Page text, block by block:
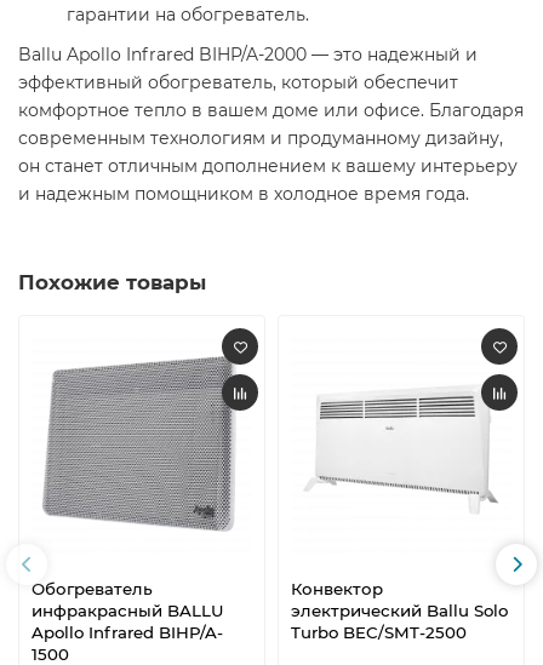
гарантии на обогреватель. ​
Ballu Apollo Infrared BIHP/A-2000 — это надежный и
эффективный обогреватель, который обеспечит
комфортное тепло в вашем доме или офисе. Благодаря
современным технологиям и продуманному дизайну,
он станет отличным дополнением к вашему интерьеру
и надежным помощником в холодное время года.​
Похожие товары
Обогреватель
инфракрасный BALLU
Apollo Infrared BIHP/A-
1500
Конвектор
электрический Ballu Solo
Turbo BEC/SMT-2500